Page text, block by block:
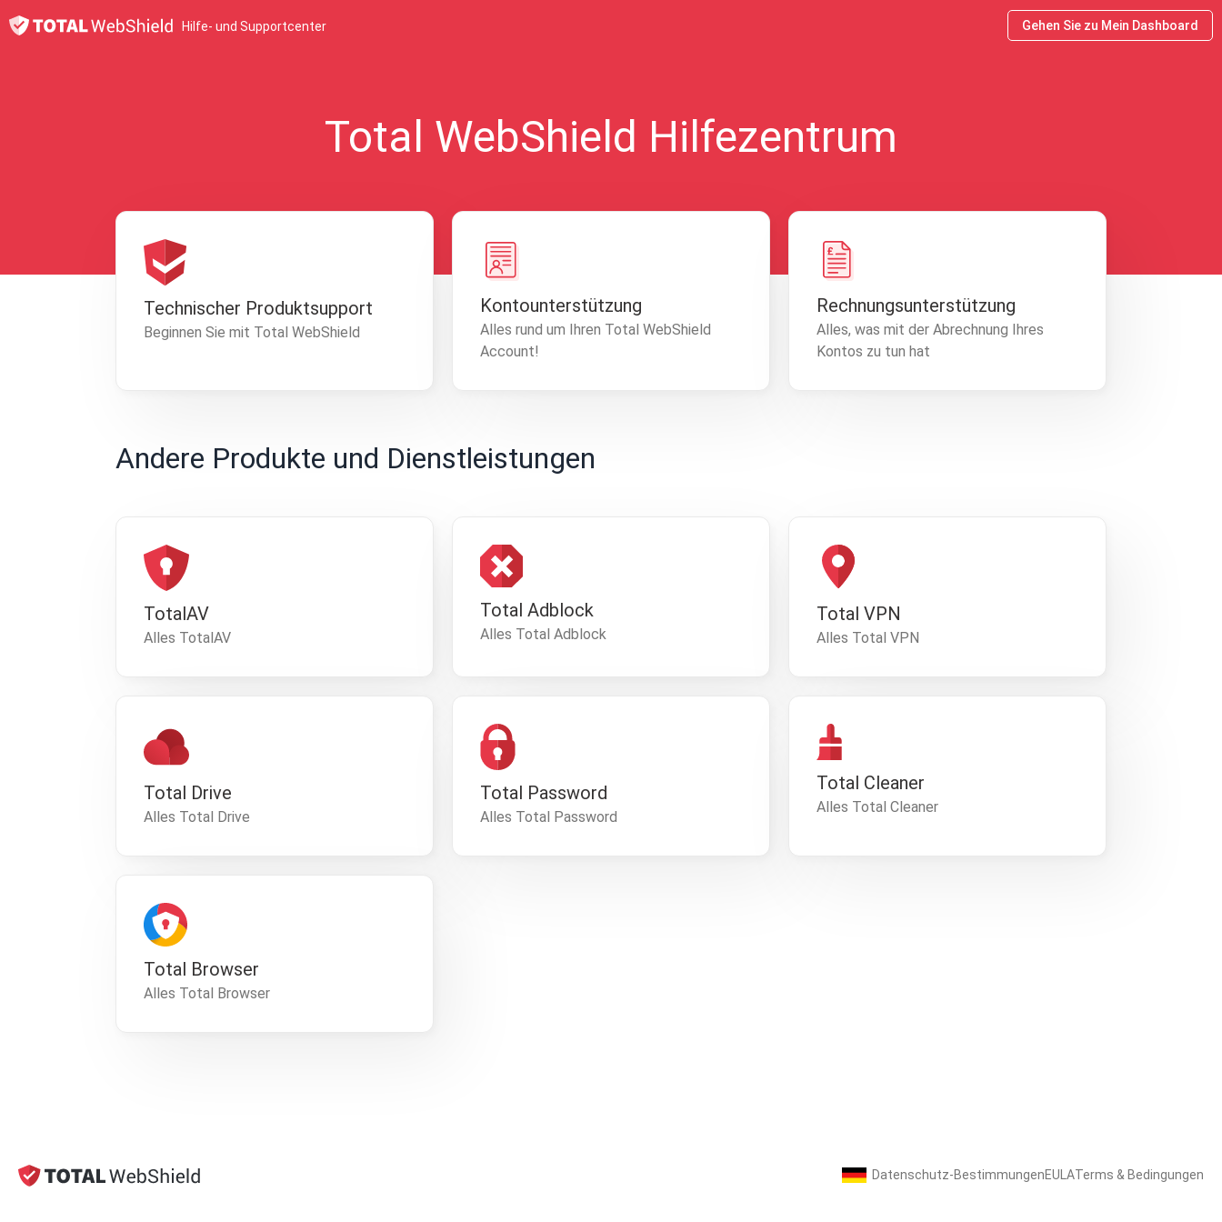
Hilfe- und Supportcenter Gehen Sie zu Mein Dashboard
Total WebShield Hilfezentrum
Technischer Produktsupport
Beginnen Sie mit Total WebShield
Kontounterstützung
Alles rund um Ihren Total WebShield
Account!
Rechnungsunterstützung
Alles, was mit der Abrechnung Ihres
Kontos zu tun hat
Andere Produkte und Dienstleistungen
TotalAV
Alles TotalAV
Total Adblock
Alles Total Adblock
Total VPN
Alles Total VPN
Total Drive
Alles Total Drive
Total Password
Alles Total Password
Total Cleaner
Alles Total Cleaner
Total Browser
Alles Total Browser
Datenschutz-BestimmungenEULATerms & Bedingungen